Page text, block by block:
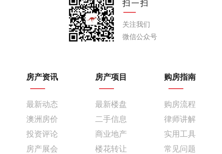
扫一扫
关注我们
微信公众号
房产资讯
最新动态
澳洲房价
投资评论
房产展会
房产项目
最新楼盘
二手信息
商业地产
楼花转让
购房指南
购房流程
律师讲解
实用工具
常见问题